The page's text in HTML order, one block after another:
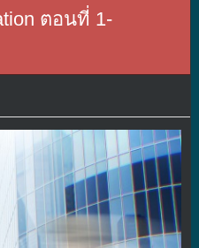
ตอนที่ 1-